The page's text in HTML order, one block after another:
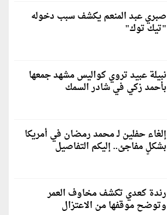
صبري عبد المنعم يكشف سبب دخوله
"تيك توك"
نبيلة عبيد تروي كواليس مشهد جمعها
بأحمد زكي في شادر السمك
إلغاء حفلين لـ محمد رمضان في أمريكا
بشكلٍ مفاجئ.. إليكم التفاصيل
رندة كعدي تكشف مخاوف العمر
وتوضح موقفها من الاعتزال